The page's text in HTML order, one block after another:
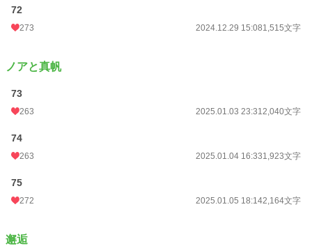
72
273 2024.12.29 15:081,515文字
ノアと真帆
73
263 2025.01.03 23:312,040文字
74
263 2025.01.04 16:331,923文字
75
272 2025.01.05 18:142,164文字
邂逅